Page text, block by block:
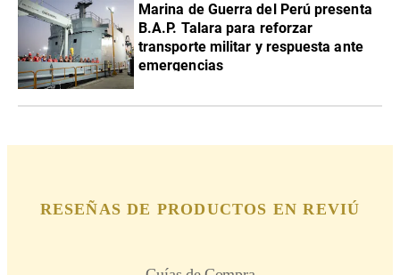
Marina de Guerra del Perú presenta
B.A.P. Talara para reforzar
transporte militar y respuesta ante
emergencias